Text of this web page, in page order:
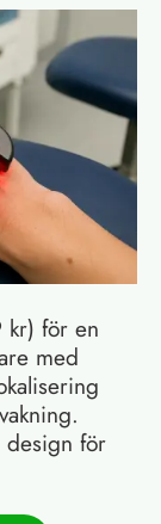
för en
med
design för